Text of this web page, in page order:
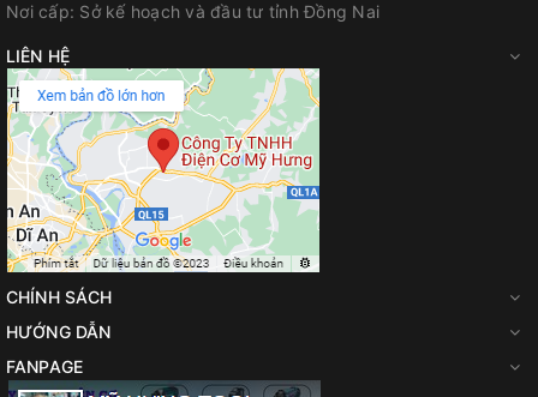
Nơi cấp: Sở kế hoạch và đầu tư tỉnh Đồng Nai
LIÊN HỆ
CHÍNH SÁCH
HƯỚNG DẪN
FANPAGE